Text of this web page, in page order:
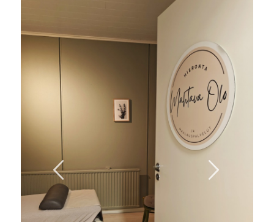
Previous